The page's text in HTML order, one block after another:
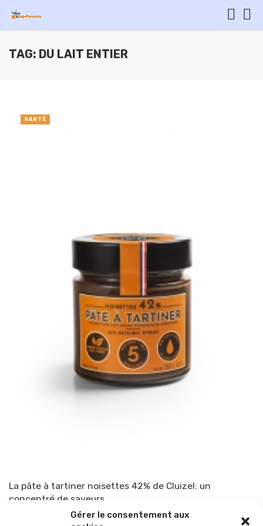
Gérer le consentement aux
TAG: DU LAIT ENTIER
La pâte à tartiner noisettes 42% de Cluizel: un
concentré de saveurs
TOP-PARENTS 31 août 2020
SANTÉ